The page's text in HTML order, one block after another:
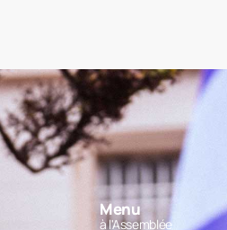
Menu
à l'Assemblée